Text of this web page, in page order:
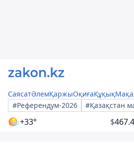
СаясатӘлемҚаржыОқиғаҚұқық
#Референдум-2026
#Қазақстан
+33° $